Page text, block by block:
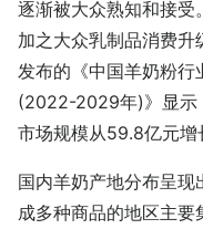
逐渐被大众熟知和接受
加之大众乳制品消费
发布的《中国羊奶粉行
(2022-2029年)》显示
市场规模从59.8亿元增
国内羊奶产地分布呈
成多种商品的地区主要